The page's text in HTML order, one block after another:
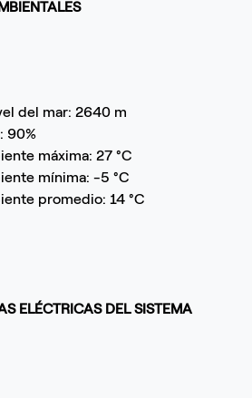
del mar: 2640 m
90%
máxima: 27 °C
mínima: -5 °C
promedio: 14 °C
ELÉCTRICAS DEL SISTEMA